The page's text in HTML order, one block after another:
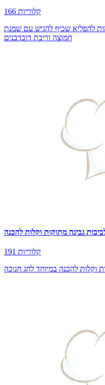
166 קלוריות
להפליא שכיף להגיש עם שמנת
חמוצה וריבת דובדבנים
גבינה מתוקות וקלות להכנה
191 קלוריות
וקלות להכנה במיוחד לחג חנוכה